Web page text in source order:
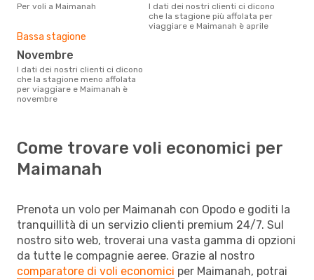
Per voli a Maimanah
I dati dei nostri clienti ci dicono
che la stagione più affolata per
viaggiare e Maimanah è aprile
Bassa stagione
novembre
I dati dei nostri clienti ci dicono
che la stagione meno affolata
per viaggiare e Maimanah è
novembre
Come trovare voli economici per
Maimanah
Prenota un volo per Maimanah con Opodo e goditi la
tranquillità di un servizio clienti premium 24/7. Sul
nostro sito web, troverai una vasta gamma di opzioni
da tutte le compagnie aeree. Grazie al nostro
comparatore di voli economici per Maimanah, potrai